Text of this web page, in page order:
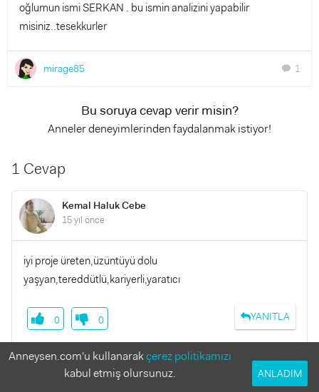
oğlumun ismi SERKAN . bu ismin analizini yapabilir
misiniz..tesekkurler
mirage85 chat 1
Bu soruya cevap verir misin?
Anneler deneyimlerinden faydalanmak istiyor!
1 Cevap
Kemal Haluk Cebe
15 yıl önce
iyi proje üreten,üzüntüyü dolu
yaşyan,tereddütlü,kariyerli,yaratıcı
YANITLA
0 0
Benzer Sorular
Anneysen.com'u kullanarakçerez politikamızı
kabul etmiş olursunuz.
ANLADIM